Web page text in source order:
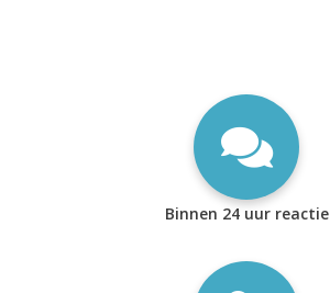
Binnen 24 uur reactie